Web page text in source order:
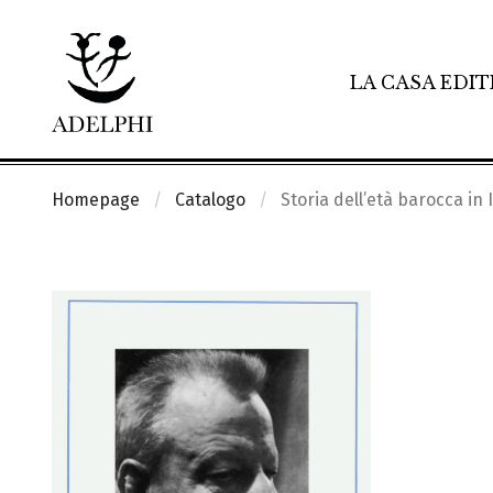
LA CASA
Homepage Catalogo Storia dell’età barocca in